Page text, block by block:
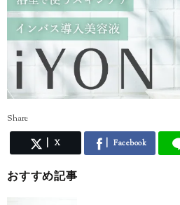
Share
X Facebook
おすすめ記事